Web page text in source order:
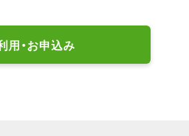
用・お申込み